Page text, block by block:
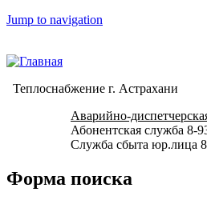
Jump to navigation
Теплоснабжение г. Астрахани
Аварийно-
Абонентская служба 8-
Служба сбыта юр.лица
Форма поиска